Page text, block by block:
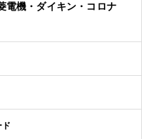
電機・ダイキン・コロナ